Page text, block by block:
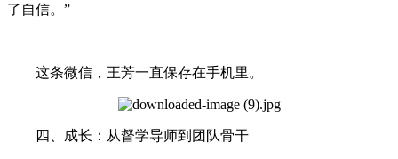
了自信。”
这条微信，王芳一直保存在手机里。
四、成长：从督学导师到团队骨干